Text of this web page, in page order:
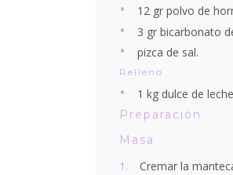
12 gr polvo de
3 gr bicarbonato
pizca de sal.
Relleno
1 kg dulce de
Preparación
Masa
Cremar la